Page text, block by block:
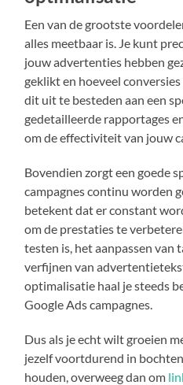
Een van de grootste
alles meetbaar is. Je kunt
jouw advertenties hebben
geklikt en hoeveel
dit uit te besteden aan een
gedetailleerde rapportages
om de effectiviteit van jouw
Bovendien zorgt een goede
campagnes continu worden
betekent dat er constant
om de prestaties te
testen is, het aanpassen
verfijnen van
optimalisatie haal je steeds
Google Ads campagnes.
Dus als je echt wilt groeien
jezelf voortdurend in
houden, overweeg dan om